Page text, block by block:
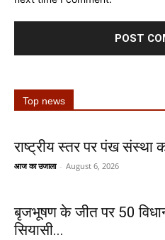
Top news
राष्ट्रीय स्तर पर पंख संस्था
आज का उजाला - August 6, 2026
बृजभूषण के जीत पर 50
सियासी...